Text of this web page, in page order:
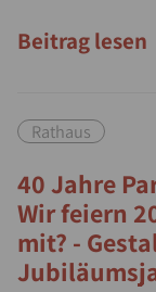
setzen.
Beitrag lesen
Rathaus
40 Jahre
Wir feiern
mit? -